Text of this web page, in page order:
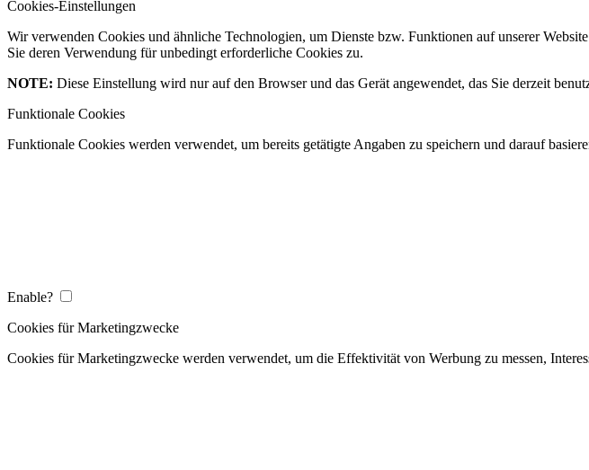
Cookies-Einstellungen
Wir verwenden Cookies und ähnliche Technologien, um Dienste bzw. Funktionen auf unserer
Sie deren Verwendung für unbedingt erforderliche Cookies zu.
NOTE: Diese Einstellung wird nur auf den Browser und das Gerät angewendet, das Sie derzeit
Funktionale Cookies
Funktionale Cookies werden verwendet, um bereits getätigte Angaben zu speichern und darauf
Enable?
Cookies für Marketingzwecke
Cookies für Marketingzwecke werden verwendet, um die Effektivität von Werbung zu messen,